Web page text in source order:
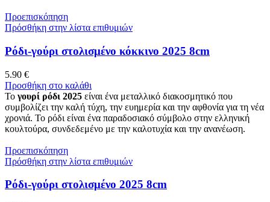
Προεπισκόπηση
Πρόσθήκη στην λίστα επιθυμιών
Ρόδι-γούρι στολισμένο κόκκινο 2025 8cm
5.90 €
Προσθήκη στο καλάθι
Το γουρί ρόδι 2025 είναι ένα μεταλλικό διακοσμητικό που
συμβολίζει την καλή τύχη, την ευημερία και την αφθονία για τη νέα
χρονιά. Το ρόδι είναι ένα παραδοσιακό σύμβολο στην ελληνική
κουλτούρα, συνδεδεμένο με την καλοτυχία και την ανανέωση.
Προεπισκόπηση
Πρόσθήκη στην λίστα επιθυμιών
Ρόδι-γούρι στολισμένο 2025 8cm